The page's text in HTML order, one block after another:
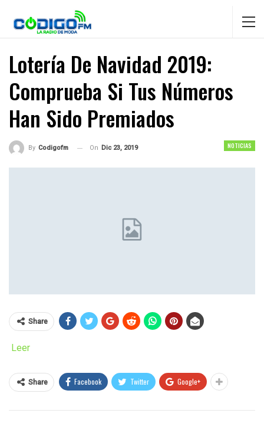
Lotería De Navidad 2019:
Comprueba Si Tus Números
Han Sido Premiados
NOTICIAS
By Codigofm On Dic 23, 2019
Share
Leer
Share Facebook Twitter Google+